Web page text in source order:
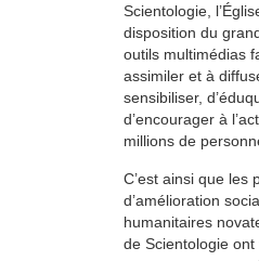
Scientologie,
disposition du
outils multimédias
assimiler et à
sensibiliser,
d’encourager à
millions de
C’est ainsi que les
d’amélioration
humanitaires
de Scientologie